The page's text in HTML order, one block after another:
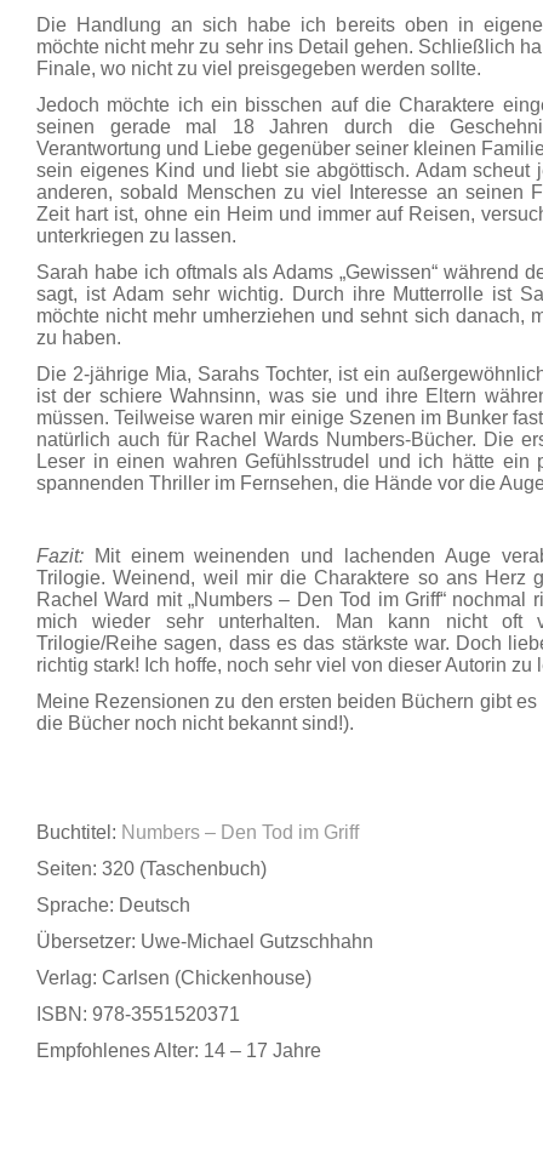
Die Handlung an sich habe ich bereits oben in
möchte nicht mehr zu sehr ins Detail gehen. Schließlich
Finale, wo nicht zu viel preisgegeben werden sollte.
Jedoch möchte ich ein bisschen auf die Charaktere
seinen gerade mal 18 Jahren durch die
Verantwortung und Liebe gegenüber seiner kleinen
sein eigenes Kind und liebt sie abgöttisch. Adam scheut
anderen, sobald Menschen zu viel Interesse an seinen
Zeit hart ist, ohne ein Heim und immer auf Reisen,
unterkriegen zu lassen.
Sarah habe ich oftmals als Adams „Gewissen“ während
sagt, ist Adam sehr wichtig. Durch ihre Mutterrolle ist
möchte nicht mehr umherziehen und sehnt sich danach,
zu haben.
Die 2-jährige Mia, Sarahs Tochter, ist ein
ist der schiere Wahnsinn, was sie und ihre Eltern
müssen. Teilweise waren mir einige Szenen im Bunker
natürlich auch für Rachel Wards Numbers-Bücher. Die
Leser in einen wahren Gefühlsstrudel und ich hätte
spannenden Thriller im Fernsehen, die Hände vor die
Fazit: Mit einem weinenden und lachenden Auge
Trilogie. Weinend, weil mir die Charaktere so ans Herz
Rachel Ward mit „Numbers – Den Tod im Griff“ nochmal
mich wieder sehr unterhalten. Man kann nicht oft
Trilogie/Reihe sagen, dass es das stärkste war. Doch
richtig stark! Ich hoffe, noch sehr viel von dieser Autorin zu
Meine Rezensionen zu den ersten beiden Büchern gibt es
die Bücher noch nicht bekannt sind!).
Buchtitel: Numbers – Den Tod im Griff
Seiten: 320 (Taschenbuch)
Sprache: Deutsch
Übersetzer: Uwe-Michael Gutzschhahn
Verlag: Carlsen (Chickenhouse)
ISBN: 978-3551520371
Empfohlenes Alter: 14 – 17 Jahre